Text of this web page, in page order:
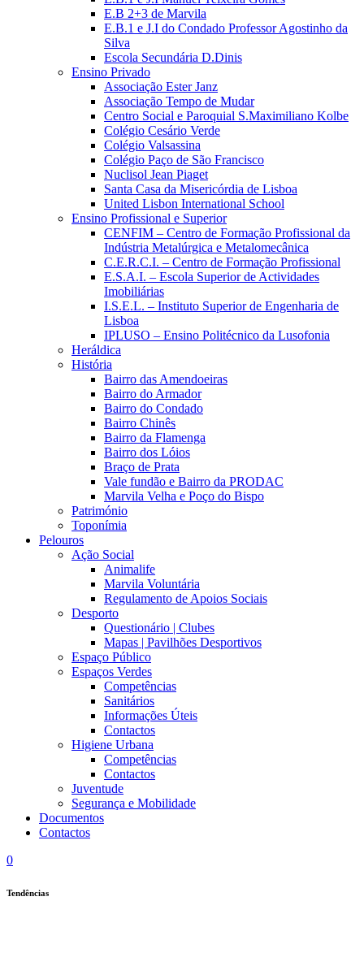
E.B 2+3 de Marvila
E.B.1 e J.I do Condado Professor Agostinho da
Silva
Escola Secundária D.Dinis
Ensino Privado
Associação Ester Janz
Associação Tempo de Mudar
Centro Social e Paroquial S.Maximiliano Kolbe
Colégio Cesário Verde
Colégio Valsassina
Colégio Paço de São Francisco
Nuclisol Jean Piaget
Santa Casa da Misericórdia de Lisboa
United Lisbon International School
Ensino Profissional e Superior
CENFIM – Centro de Formação Profissional da
Indústria Metalúrgica e Metalomecânica
C.E.R.C.I. – Centro de Formação Profissional
E.S.A.I. – Escola Superior de Actividades
Imobiliárias
I.S.E.L. – Instituto Superior de Engenharia de
Lisboa
IPLUSO – Ensino Politécnico da Lusofonia
Heráldica
História
Bairro das Amendoeiras
Bairro do Armador
Bairro do Condado
Bairro Chinês
Bairro da Flamenga
Bairro dos Lóios
Braço de Prata
Vale fundão e Bairro da PRODAC
Marvila Velha e Poço do Bispo
Património
Toponímia
Pelouros
Ação Social
Animalife
Marvila Voluntária
Regulamento de Apoios Sociais
Desporto
Questionário | Clubes
Mapas | Pavilhões Desportivos
Espaço Público
Espaços Verdes
Competências
Sanitários
Informações Úteis
Contactos
Higiene Urbana
Competências
Contactos
Juventude
Segurança e Mobilidade
Documentos
Contactos
0
Tendências